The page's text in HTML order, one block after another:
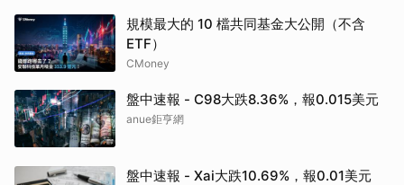
規模最大的 10 檔共同基金大公開（不含
ETF）
CMoney
盤中速報 - C98大跌8.36%，報0.015美元
anue鉅亨網
盤中速報 - Xai大跌10.69%，報0.01美元